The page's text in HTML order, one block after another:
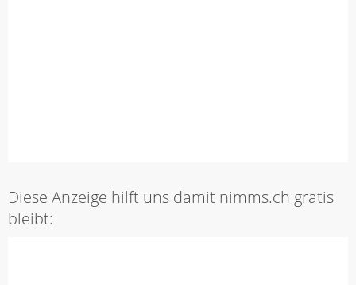
Diese Anzeige hilft uns damit nimms.ch gratis
bleibt: